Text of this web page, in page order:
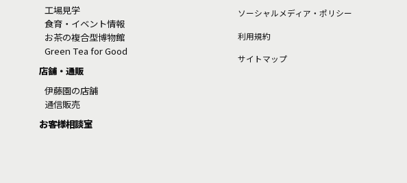
工場見学
食育・イベント情報
お茶の複合型博物館
Green Tea for Good
店舗・通販
伊藤園の店舗
通信販売
お客様相談室
ソーシャルメディア・ポリシー
利⽤規約
サイトマップ